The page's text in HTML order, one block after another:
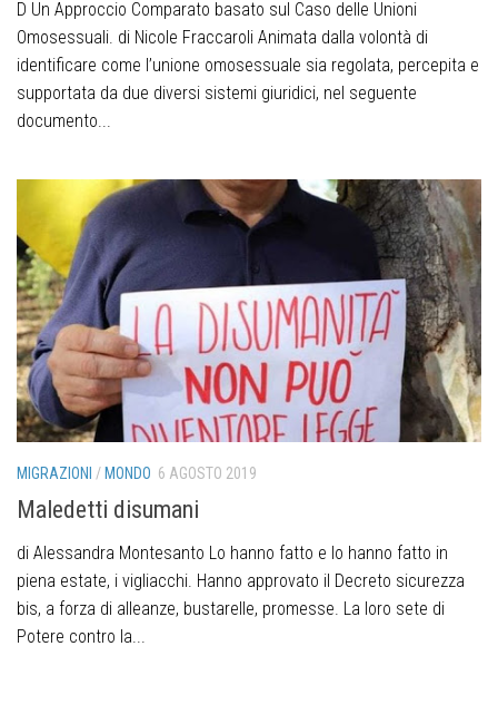
D Un Approccio Comparato basato sul Caso delle Unioni
Omosessuali. di Nicole Fraccaroli Animata dalla volontà di
identificare come l’unione omosessuale sia regolata, percepita e
supportata da due diversi sistemi giuridici, nel seguente
documento...
MIGRAZIONI / MONDO 6 AGOSTO 2019
Maledetti disumani
di Alessandra Montesanto Lo hanno fatto e lo hanno fatto in
piena estate, i vigliacchi. Hanno approvato il Decreto sicurezza
bis, a forza di alleanze, bustarelle, promesse. La loro sete di
Potere contro la...